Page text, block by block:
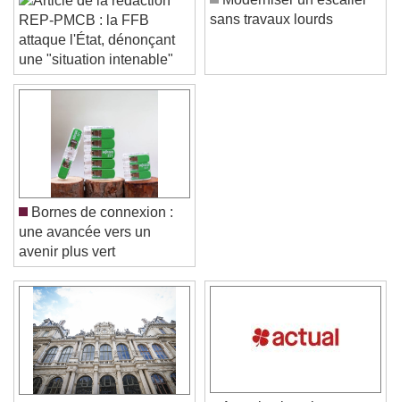
Video Player is loading.
Play Video
Play
Skip Backward
REP-PMCB : la FFB
attaque l'État, dénonçant
une "situation intenable"
Moderniser un escalier
Bornes de connexion :
une avancée vers un
avenir plus vert